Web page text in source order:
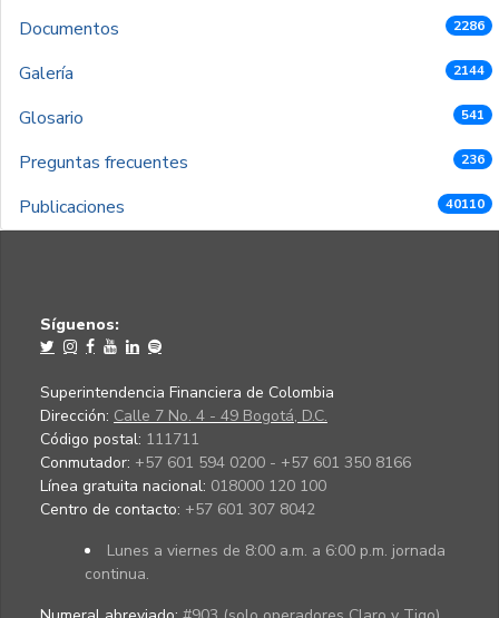
Documentos 2286
Galería 2144
Glosario 541
Preguntas frecuentes 236
Publicaciones 40110
Síguenos:
Superintendencia Financiera de Colombia
Dirección: Calle 7 No. 4 - 49 Bogotá, D.C.
Código postal: 111711
Conmutador: +57 601 594 0200 - +57 601 350 8166
Línea gratuita nacional: 018000 120 100
Centro de contacto: +57 601 307 8042
Lunes a viernes de 8:00 a.m. a 6:00 p.m. jornada
continua.